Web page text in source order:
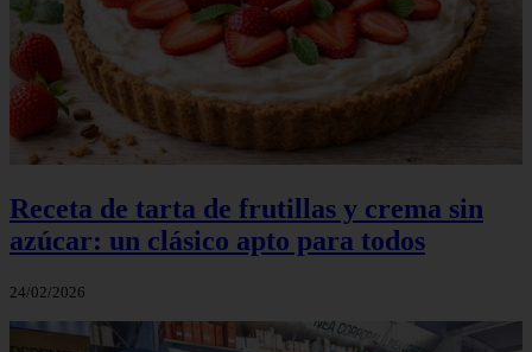
Receta de tarta de frutillas y crema sin
azúcar: un clásico apto para todos
24/02/2026